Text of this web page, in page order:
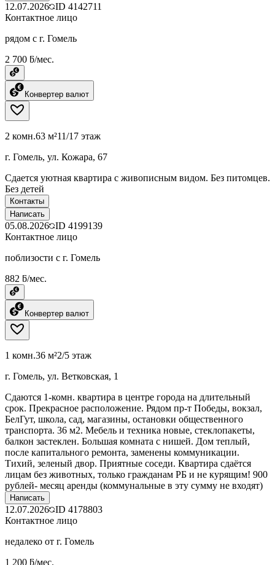
12.07.2026 ID 4142711
Контактное лицо
рядом с г. Гомель
2 700 ƃ/мес.
Конвертер валют
2 комн.63 м²11/17 этаж
г. Гомель, ул. Кожара, 67
Сдается уютная квартира с живописным видом. Без питомцев.
Без детей
Контакты
Написать
05.08.2026 ID 4199139
Контактное лицо
поблизости с г. Гомель
882 ƃ/мес.
Конвертер валют
1 комн.36 м²2/5 этаж
г. Гомель, ул. Ветковская, 1
Сдаются 1-комн. квартира в центре города на длительный
срок. Прекрасное расположение. Рядом пр-т Победы, вокзал,
БелГут, школа, сад, магазины, остановки общественного
транспорта. 36 м2. Мебель и техника новые, стеклопакеты,
балкон застеклен. Большая комната с нишей. Дом теплый,
после капитального ремонта, заменены коммуникации.
Тихий, зеленый двор. Приятные соседи. Квартира сдаётся
лицам без животных, только гражданам РБ и не курящим! 900
рублей- месяц аренды (коммунальные в эту сумму не входят)
Написать
12.07.2026 ID 4178803
Контактное лицо
недалеко от г. Гомель
1 200 ƃ/мес.